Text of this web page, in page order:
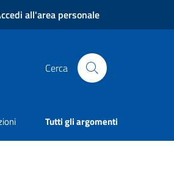
all'area personale
Cerca
Tutti gli argomenti